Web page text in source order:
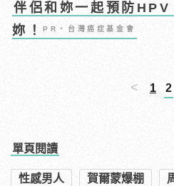
伴侶和妳一起預防HPV
妳！PR・台灣癌症基金會
< 1 2
單頁閱讀
性感男人 賀爾蒙爆棚